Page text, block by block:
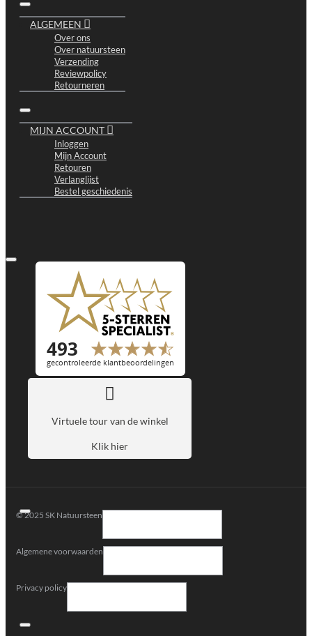
ALGEMEEN
Over ons
Over natuursteen
Verzending
Reviewpolicy
Retourneren
MIJN ACCOUNT
Inloggen
Mijn Account
Retouren
Verlanglijst
Bestel geschiedenis
Virtuele tour van de winkel
Klik hier
© 2025 SK Natuursteen
Algemene voorwaarden
Privacy policy